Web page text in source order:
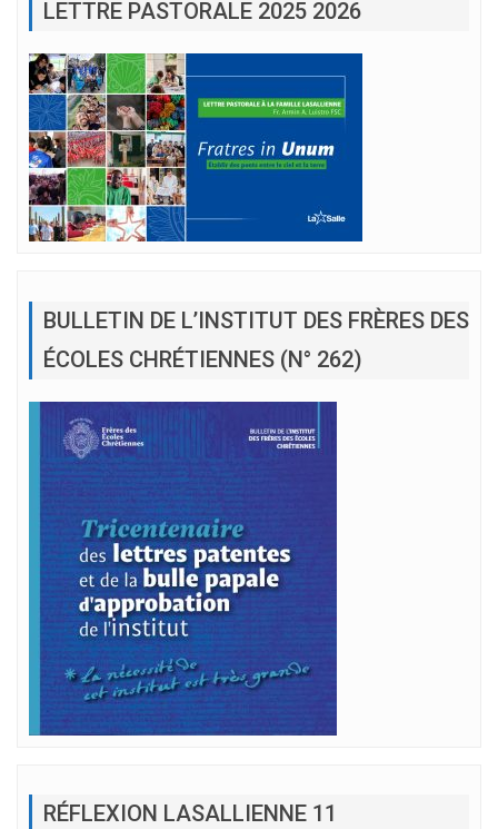
LETTRE PASTORALE 2025 2026
BULLETIN DE L’INSTITUT DES FRÈRES DES
ÉCOLES CHRÉTIENNES (N° 262)
RÉFLEXION LASALLIENNE 11